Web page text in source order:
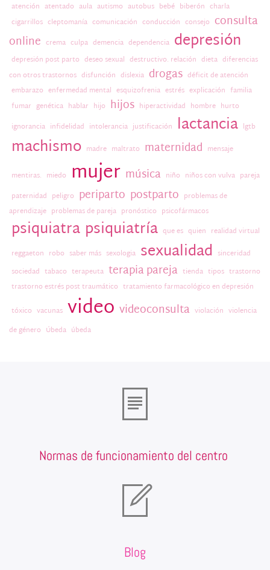
atención atentado aula autismo autobus bebé biberón charla
cigarrillos cleptomanía comunicación conducción consejo consulta
online crema culpa demencia dependencia depresión
depresión post parto deseo sexual destructivo. relación dieta diferencias
con otros trastornos disfunción dislexia drogas déficit de atención
embarazo enfermedad mental esquizofrenia estrés explicación familia
fumar genética hablar hijo hijos hiperactividad hombre hurto
ignorancia infidelidad intolerancia justificación lactancia lgtb
machismo madre maltrato maternidad mensaje
mentiras. miedo mujer música niño niños con vulva pareja
paternidad peligro periparto postparto problemas de
aprendizaje problemas de pareja pronóstico psicofármacos
psiquiatra psiquiatría que es quien realidad virtual
reggaeton robo saber más sexologia sexualidad sinceridad
sociedad tabaco terapeuta terapia pareja tienda tipos trastorno
trastorno estrés post traumático tratamiento farmacológico en depresión
tóxico vacunas video videoconsulta violación violencia
de género Úbeda úbeda
Normas de funcionamiento del centro
Blog